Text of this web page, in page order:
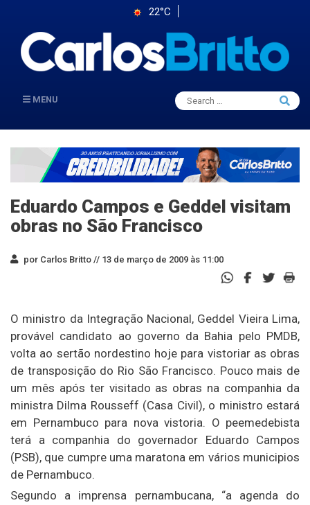
22°C
MENU
Search
for:
Search
Eduardo Campos e Geddel visitam
obras no São Francisco
por Carlos Britto // 13 de março de 2009 às 11:00
O ministro da Integração Nacional, Geddel Vieira Lima,
provável candidato ao governo da Bahia pelo PMDB,
volta ao sertão nordestino hoje para vistoriar as obras
de transposição do Rio São Francisco. Pouco mais de
um mês após ter visitado as obras na companhia da
ministra Dilma Rousseff (Casa Civil), o ministro estará
em Pernambuco para nova vistoria. O peemedebista
terá a companhia do governador Eduardo Campos
(PSB), que cumpre uma maratona em vários municipios
de Pernambuco.
Segundo a imprensa pernambucana, “a agenda do